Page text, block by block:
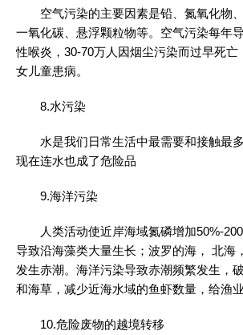
空气污染的主要因素是铅、氮氧化物、
一氧化碳、悬浮颗粒物等。空气污染每年
性喉炎，30-70万人因烟尘污染而过早死亡
女儿童患病。
8.水污染
水是我们日常生活中最需要和接触最
现在连水也成了危险品
9.海洋污染
人类活动使近岸海域氮磷增加50%-
导致沿海藻类大量生长；波罗的海， 北海
发生赤潮。海洋污染导致赤潮频繁发生，
和海草，减少近海水域的鱼虾数量，给渔
10.危险废物的越境转移